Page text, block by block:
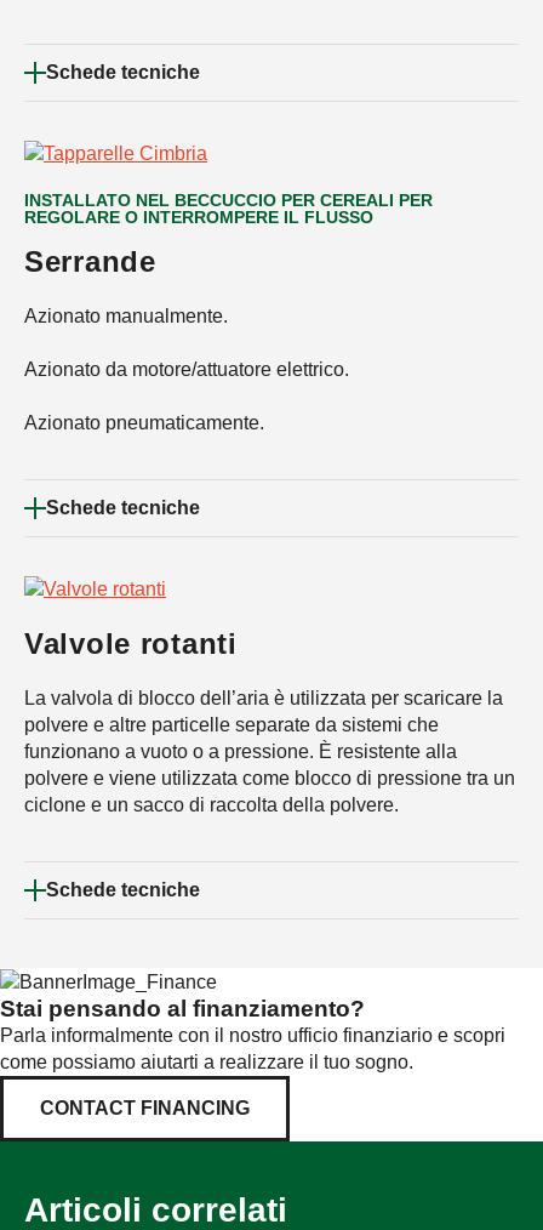
Schede tecniche
INSTALLATO NEL BECCUCCIO PER CEREALI PER
REGOLARE O INTERROMPERE IL FLUSSO
Serrande
Azionato manualmente.
Azionato da motore/attuatore elettrico.
Azionato pneumaticamente.
Schede tecniche
Valvole rotanti
La valvola di blocco dell’aria è utilizzata per scaricare la
polvere e altre particelle separate da sistemi che
funzionano a vuoto o a pressione. È resistente alla
polvere e viene utilizzata come blocco di pressione tra un
ciclone e un sacco di raccolta della polvere.
Schede tecniche
Stai pensando al finanziamento?
Parla informalmente con il nostro ufficio finanziario e scopri
come possiamo aiutarti a realizzare il tuo sogno.
CONTACT FINANCING
Articoli correlati